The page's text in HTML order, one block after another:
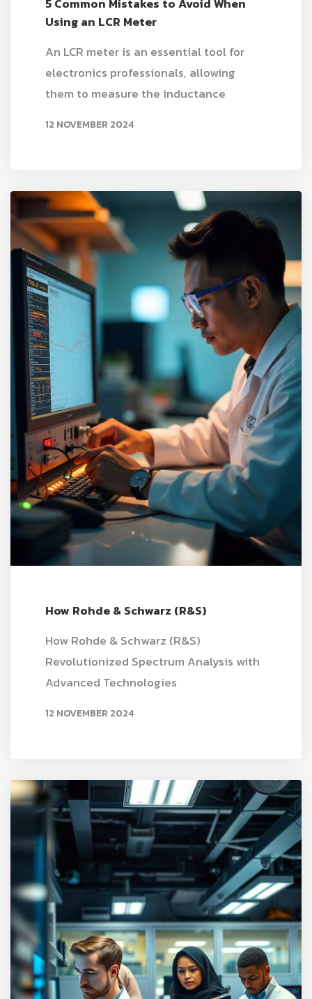
Using an LCR Meter
An LCR meter is an essential tool for
electronics professionals, allowing
them to measure the inductance
12 NOVEMBER 2024
How Rohde & Schwarz (R&S)
How Rohde & Schwarz (R&S)
Revolutionized Spectrum Analysis with
Advanced Technologies
12 NOVEMBER 2024